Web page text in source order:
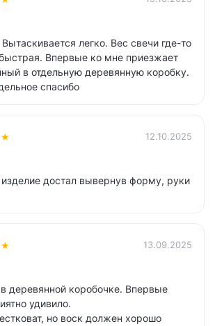
легко. Вес свечи где-то
Впервые ко мне приезжает
в отдельную деревянную коробку.
спасибо
★ 12.10.2025
достал вывернув форму, руки
★ 13.09.2025
деревянной коробочке. Впервые
удивило.
но воск должен хорошо